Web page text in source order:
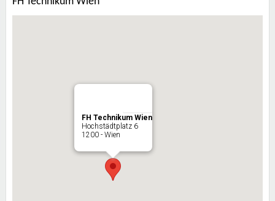
FH Technikum Wien
Hochstädtplatz 6
1200 - Wien